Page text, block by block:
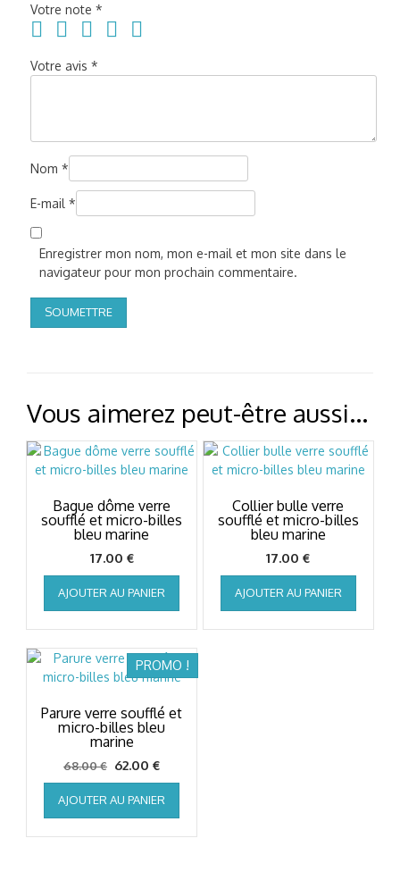
Votre note *
Votre avis *
Nom *
E-mail *
Enregistrer mon nom, mon e-mail et mon site dans le
navigateur pour mon prochain commentaire.
Vous aimerez peut-être aussi…
Bague dôme verre
soufflé et micro-billes
bleu marine
17.00 €
AJOUTER AU PANIER
Collier bulle verre
soufflé et micro-billes
bleu marine
17.00€
AJOUTER AU PANIER
PROMO !
Parure verre soufflé et
micro-billes bleu
marine
68.00€ Le
prix
initial
était :
68.00 €.
62.00€Le
prix
actuel
est :
62.00 €.
AJOUTER AU PANIER